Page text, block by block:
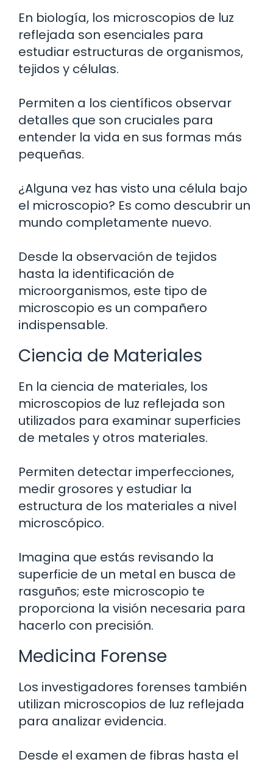
En biología, los microscopios de luz
reflejada son esenciales para
estudiar estructuras de organismos,
tejidos y células.
Permiten a los científicos observar
detalles que son cruciales para
entender la vida en sus formas más
pequeñas.
¿Alguna vez has visto una célula bajo
el microscopio? Es como descubrir un
mundo completamente nuevo.
Desde la observación de tejidos
hasta la identificación de
microorganismos, este tipo de
microscopio es un compañero
indispensable.
Ciencia de Materiales
En la ciencia de materiales, los
microscopios de luz reflejada son
utilizados para examinar superficies
de metales y otros materiales.
Permiten detectar imperfecciones,
medir grosores y estudiar la
estructura de los materiales a nivel
microscópico.
Imagina que estás revisando la
superficie de un metal en busca de
rasguños; este microscopio te
proporciona la visión necesaria para
hacerlo con precisión.
Medicina Forense
Los investigadores forenses también
utilizan microscopios de luz reflejada
para analizar evidencia.
Desde el examen de fibras hasta el